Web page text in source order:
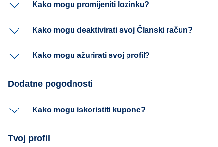
Kako mogu promijeniti lozinku?
Kako mogu deaktivirati svoj Članski račun?
Kako mogu ažurirati svoj profil?
Dodatne pogodnosti
Kako mogu iskoristiti kupone?
Tvoj profil